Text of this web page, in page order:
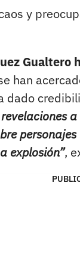
y
Gualtero
han
dado
explosión”,